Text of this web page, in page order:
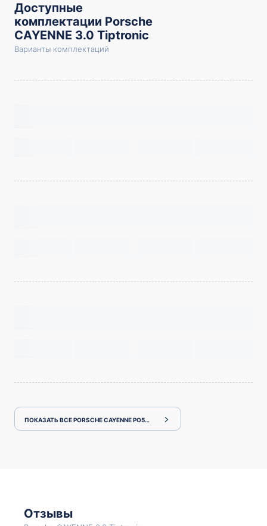
Доступные
комплектации Porsche
CAYENNE 3.0 Tiptronic
Варианты комплектаций
ПОКАЗАТЬ ВСЕ PORSCHE CAYENNE PO536
Отзывы